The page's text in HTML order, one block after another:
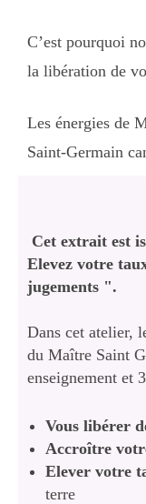
C’est pourquoi
la libération de
Les énergies de
Saint-Germain
Cet extrait est
Elevez votre
jugements ".
Dans cet atelier,
du Maître Saint
enseignement et
Vous libérer
Accroître
Elever votre
terre